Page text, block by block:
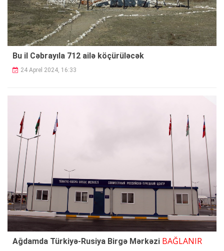
Bu il Cəbrayıla 712 ailə köçürüləcək
24 Aprel 2024, 16:33
Ağdamda Türkiyə-Rusiya Birgə Mərkəzi BAĞLANIR